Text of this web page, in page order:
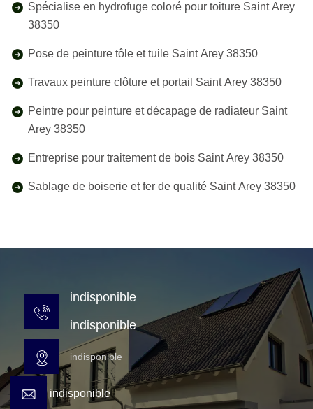
Spécialise en hydrofuge coloré pour toiture Saint Arey
38350
Pose de peinture tôle et tuile Saint Arey 38350
Travaux peinture clôture et portail Saint Arey 38350
Peintre pour peinture et décapage de radiateur Saint
Arey 38350
Entreprise pour traitement de bois Saint Arey 38350
Sablage de boiserie et fer de qualité Saint Arey 38350
indisponible
indisponible
indisponible
indisponible